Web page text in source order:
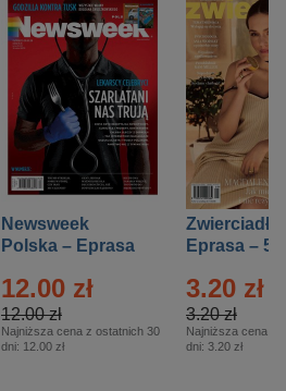
Newsweek
Polska – Eprasa
12.00 zł
12.00 zł
Najniższa cena z ostatnich 30
dni: 12.00 zł
Zwierciadło
Eprasa – 5/
3.20 zł
3.20 zł
Najniższa cena z
dni: 3.20 zł